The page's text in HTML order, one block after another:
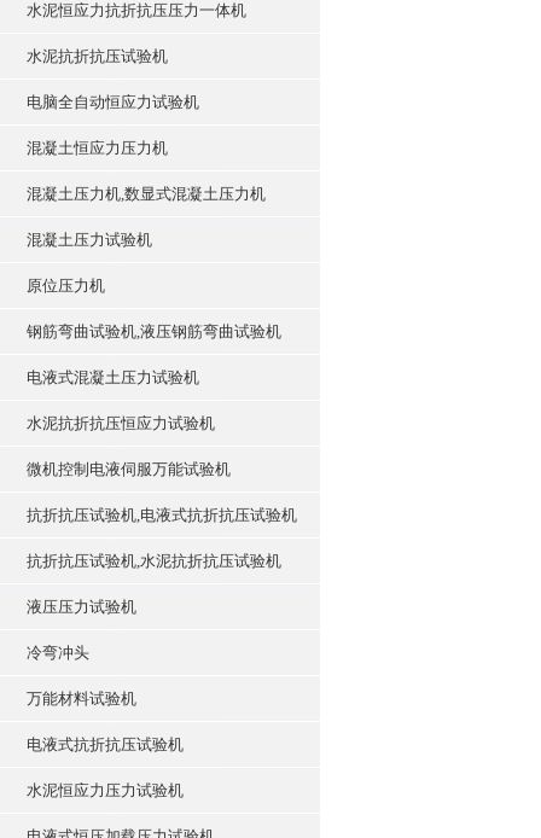
水泥恒应力抗折抗压压力一体机
水泥抗折抗压试验机
电脑全自动恒应力试验机
混凝土恒应力压力机
混凝土压力机,数显式混凝土压力机
混凝土压力试验机
原位压力机
钢筋弯曲试验机,液压钢筋弯曲试验机
电液式混凝土压力试验机
水泥抗折抗压恒应力试验机
微机控制电液伺服万能试验机
抗折抗压试验机,电液式抗折抗压试验机
抗折抗压试验机,水泥抗折抗压试验机
液压压力试验机
冷弯冲头
万能材料试验机
电液式抗折抗压试验机
水泥恒应力压力试验机